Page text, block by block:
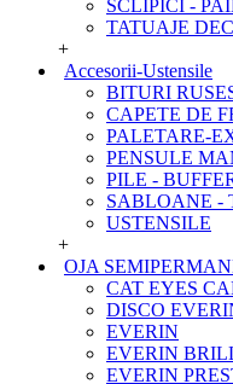
SCLIPICI -
TATUAJE
+
Accesorii-Ustensile
BITURI
CAPETE DE
PALETARE-
PENSULE
PILE -
SABLOANE -
USTENSILE
+
OJA
CAT EYES
DISCO
EVERIN
EVERIN
EVERIN